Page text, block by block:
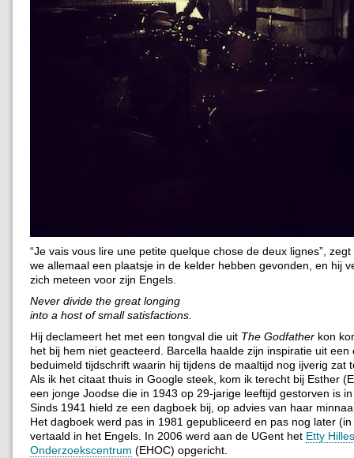
“Je vais vous lire une petite quelque chose de deux lignes”,
we allemaal een plaatsje in de kelder hebben gevonden, en hij
zich meteen voor zijn Engels.
Never divide the great longing
into a host of small satisfactions.
Hij declameert het met een tongval die uit The Godfather kon
het bij hem niet geacteerd. Barcella haalde zijn inspiratie uit een
beduimeld tijdschrift waarin hij tijdens de maaltijd nog ijverig zat
Als ik het citaat thuis in Google steek, kom ik terecht bij Esther
een jonge Joodse die in 1943 op 29-jarige leeftijd gestorven is in
Sinds 1941 hield ze een dagboek bij, op advies van haar
Het dagboek werd pas in 1981 gepubliceerd en pas nog later
vertaald in het Engels. In 2006 werd aan de UGent het Etty
Onderzoekscentrum (EHOC) opgericht.